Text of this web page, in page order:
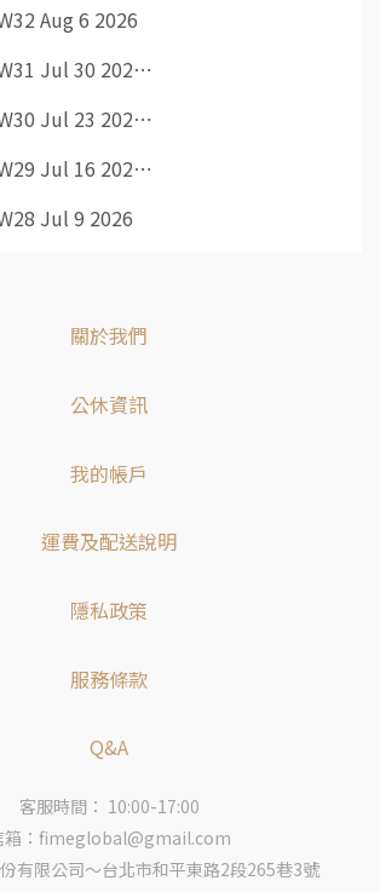
Aug 6 2026
Jul 30 202⋯
Jul 23 202⋯
Jul 16 202⋯
Jul 9 2026
關於我們
公休資訊
我的帳戶
運費及配送說明
隱私政策
服務條款
Q&A
客服時間： 10:00-17:00
箱：fimeglobal@gmail.com
有限公司～台北市和平東路2段265巷3號